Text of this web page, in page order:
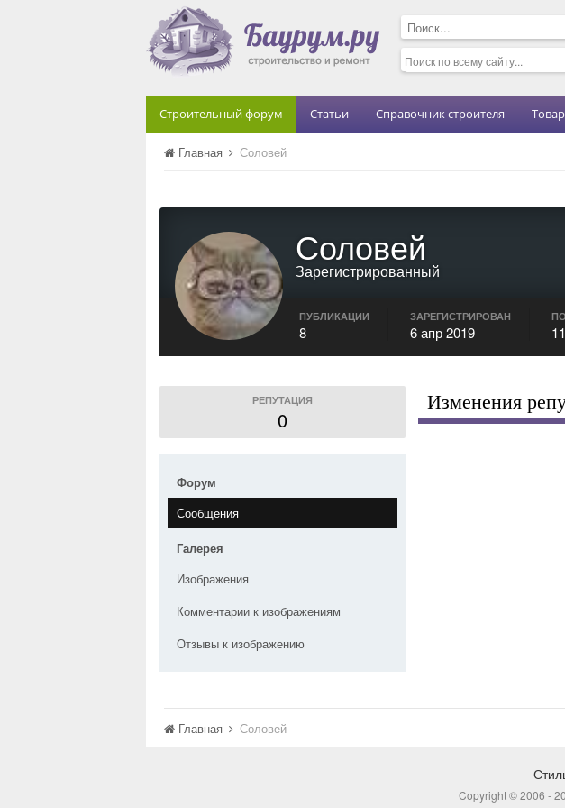
Строительный форум Статьи Справочник строителя
Главная Соловей
Соловей
Зарегистрированный
ПУБЛИКАЦИИ
8
ЗАРЕГИСТРИРОВАН
6 апр 2019
РЕПУТАЦИЯ
0
Форум
Сообщения
Галерея
Изображения
Комментарии к изображениям
Отзывы к изображению
Изменения
Главная Соловей
Copyright © 2006 -